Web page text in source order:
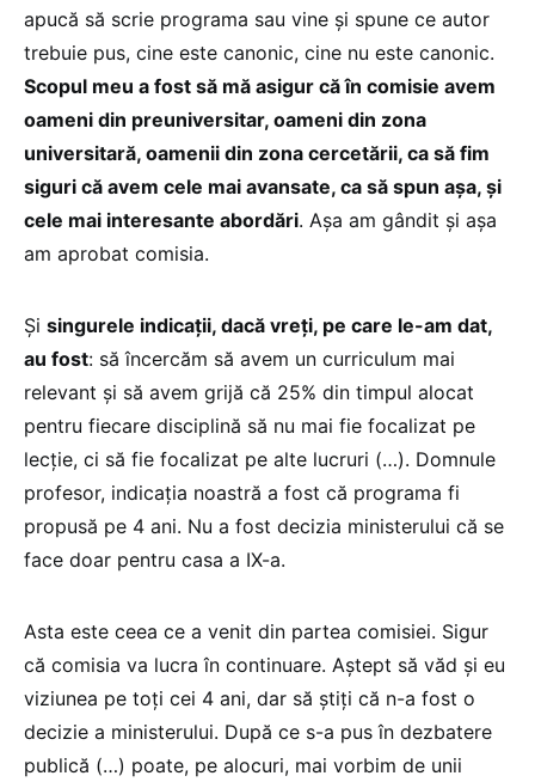
apucă să scrie programa sau vine și spune ce autor
trebuie pus, cine este canonic, cine nu este canonic.
Scopul meu a fost să mă asigur că în comisie avem
oameni din preuniversitar, oameni din zona
universitară, oamenii din zona cercetării, ca să fim
siguri că avem cele mai avansate, ca să spun așa, și
cele mai interesante abordări. Așa am gândit și așa
am aprobat comisia.
Și singurele indicații, dacă vreți, pe care le-am dat,
au fost: să încercăm să avem un curriculum mai
relevant și să avem grijă că 25% din timpul alocat
pentru fiecare disciplină să nu mai fie focalizat pe
lecție, ci să fie focalizat pe alte lucruri (…). Domnule
profesor, indicația noastră a fost că programa fi
propusă pe 4 ani. Nu a fost decizia ministerului că se
face doar pentru casa a IX-a.
Asta este ceea ce a venit din partea comisiei. Sigur
că comisia va lucra în continuare. Aștept să văd și eu
viziunea pe toți cei 4 ani, dar să știți că n-a fost o
decizie a ministerului. După ce s-a pus în dezbatere
publică (…) poate, pe alocuri, mai vorbim de unii